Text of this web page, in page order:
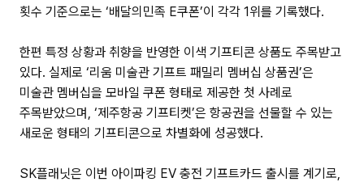
횟수 기준으로는 ‘배달의민족 E쿠폰’이 각각 1위를 기록했다.
한편 특정 상황과 취향을 반영한 이색 기프티콘 상품도 주목받고
있다. 실제로 ‘리움 미술관 기프트 패밀리 멤버십 상품권’은
미술관 멤버십을 모바일 쿠폰 형태로 제공한 첫 사례로
주목받았으며, ‘제주항공 기프티켓’은 항공권을 선물할 수 있는
새로운 형태의 기프티콘으로 차별화에 성공했다.
SK플래닛은 이번 아이파킹 EV 충전 기프트카드 출시를 계기로,